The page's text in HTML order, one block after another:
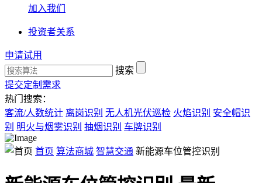
加入我们
投资者关系
申请试用
搜索
提交定制需求
热门搜索：
客流/人数统计 离岗识别 无人机光伏巡检 火焰识别 安全帽识
别 明火与烟雾识别 抽烟识别 车牌识别
首页 算法商城 智慧交通 新能源车位管控识别